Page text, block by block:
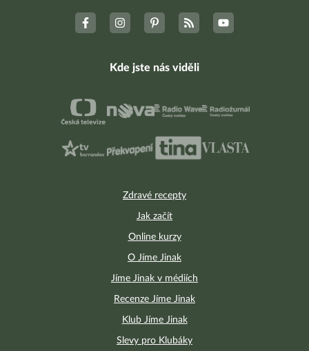
Poradna Hubneme do plavek
Zdravé recepty
Jak začít
Online kurzy
O Jíme Jinak
Jíme Jinak v médiích
Recenze Jíme Jinak
Klub Jíme Jinak
Slevy pro Klubáky
Kde jste nás viděli